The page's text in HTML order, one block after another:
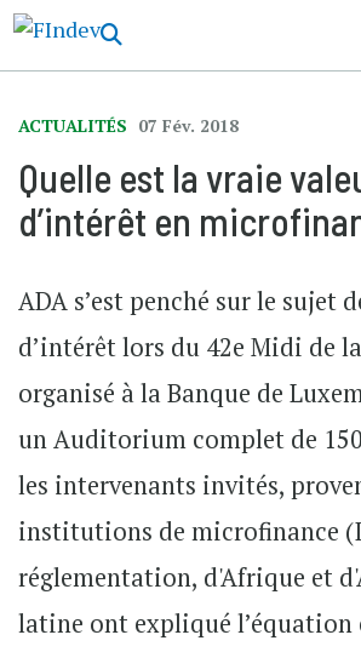
ACTUALITÉS 07 Fév. 2018
Quelle est la vraie
d’intérêt en
ADA s’est penché sur le sujet
d’intérêt lors du 42e Midi de
organisé à la Banque de
un Auditorium complet de
les intervenants invités,
institutions de microfinance
réglementation, d'Afrique et
latine ont expliqué l’équation